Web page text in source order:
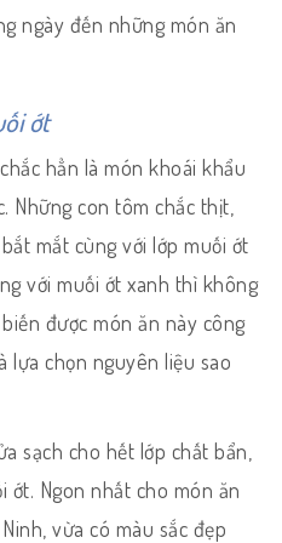
ngày đến những món ăn
ớt
hẳn là món khoái khẩu
Những con tôm chắc thịt,
mắt cùng với lớp muối ớt
với muối ớt xanh thì không
được món ăn này công
lựa chọn nguyên liệu sao
sạch cho hết lớp chất bẩn,
ớt. Ngon nhất cho món ăn
vừa có màu sắc đẹp